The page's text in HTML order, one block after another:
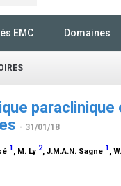
EMC Domaines
- 31/01/18
1 , M. Ly 2, J.M.A.N. Sagne 1 ,